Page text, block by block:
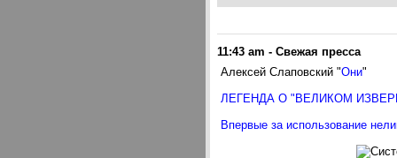
11:43 am - Свежая пресса
Алексей Слаповский "Они"
ЛЕГЕНДА О "ВЕЛИКОМ
Впервые за использование